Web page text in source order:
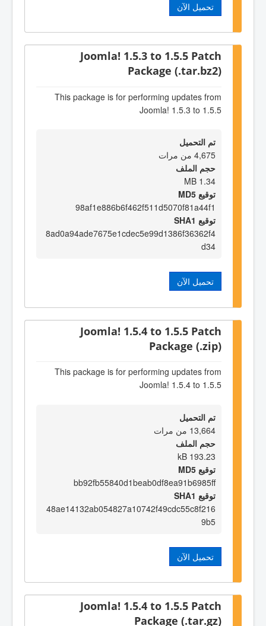
تحميل الآن
Joomla! 1.5.3 to 1.5.5 Patch
Package (.tar.bz2)
This package is for performing updates from
Joomla! 1.5.3 to 1.5.5
تم التحميل
4,675 من مرات
حجم الملف
1.34 MB
توقيع MD5
98af1e886b6f462f511d5070f81a44f1
توقيع SHA1
8ad0a94ade7675e1cdec5e99d1386f36362f4
d34
تحميل الآن
Joomla! 1.5.4 to 1.5.5 Patch
Package (.zip)
This package is for performing updates from
Joomla! 1.5.4 to 1.5.5
تم التحميل
13,664 من مرات
حجم الملف
193.23 kB
توقيع MD5
bb92fb55840d1beab0df8ea91b6985ff
توقيع SHA1
48ae14132ab054827a10742f49cdc55c8f216
9b5
تحميل الآن
Joomla! 1.5.4 to 1.5.5 Patch
Package (.tar.gz)